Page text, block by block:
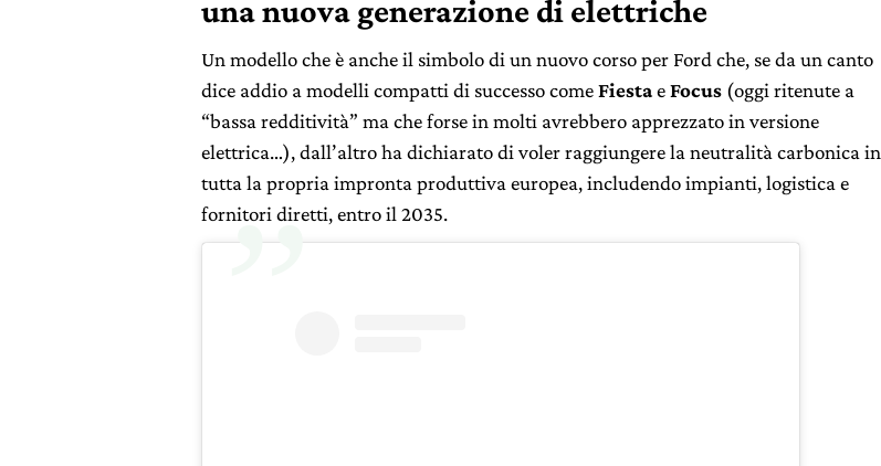
una nuova generazione di elettriche
Un modello che è anche il simbolo di un nuovo corso per Ford che, se da un canto
dice addio a modelli compatti di successo comeFiestaeFocus (oggi ritenute a
“bassa redditività” ma che forse in molti avrebbero apprezzato in versione
elettrica…), dall’altro ha dichiarato di voler raggiungere la neutralità carbonica in
tutta la propria impronta produttiva europea, includendo impianti, logistica e
fornitori diretti, entro il 2035.